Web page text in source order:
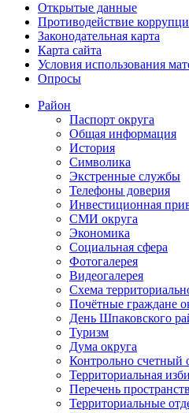
Открытые данные
Противодействие
Законодательная карта
Карта сайта
Условия использования
Опросы
Район
Паспорт округа
Общая информация
История
Символика
Экстренные службы
Телефоны доверия
Инвестиционная
СМИ округа
Экономика
Социальная сфера
Фотогалерея
Видеогалерея
Схема
Почётные граждане
День Шпаковского
Туризм
Дума округа
Контрольно счетный
Территориальная
Перечень
Территориальные